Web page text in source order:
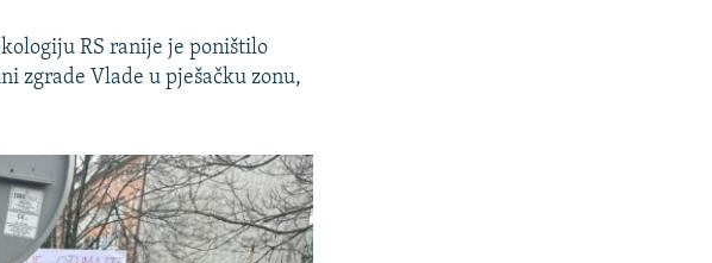
RS ranije je poništilo
zgrade Vlade u pješačku zonu,